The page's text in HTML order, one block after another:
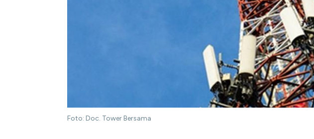
Foto: Doc. Tower Bersama